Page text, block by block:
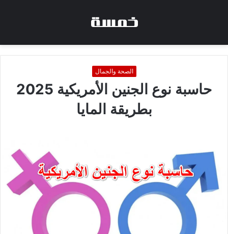
الصحة والجمال
حاسبة نوع الجنين الأمريكية 2025
بطريقة المايا